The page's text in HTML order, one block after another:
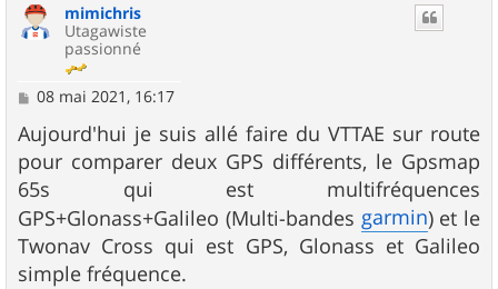
mimichris
Utagawiste
passionné
M
s
s
a
g
e
08 mai 2021, 16:17
Aujourd'hui je suis allé faire du VTTAE sur route
pour comparer deux GPS différents, le Gpsmap
65s qui est multifréquences
GPS+Glonass+Galileo (Multi-bandes garmin) et le
Twonav Cross qui est GPS, Glonass et Galileo
simple fréquence.